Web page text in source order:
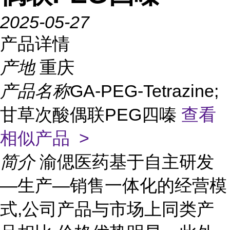
2025-05-27
产品详情
产地 重庆
产品名称GA-PEG-Tetrazine;
甘草次酸偶联PEG四嗪 查看
相似产品 >
简介 渝偲医药基于自主研发
—生产—销售一体化的经营模
式,公司产品与市场上同类产